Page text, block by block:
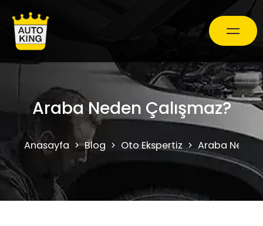
Araç Bakım ve Onarım
Oto Ekspertiz Hizmetleri
Kampanyalar
Araba Neden Çalışmaz?
Anasayfa Blog Oto Ekspertiz Araba Neden